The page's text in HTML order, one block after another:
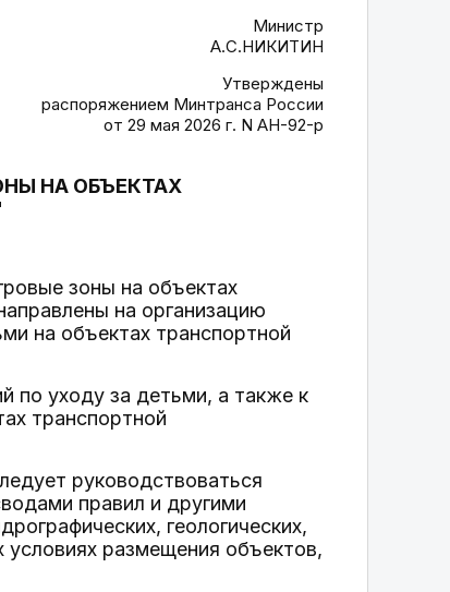
Министр
А.С.НИКИТИН
Утверждены
распоряжением Минтранса России
от 29 мая 2026 г. N АН-92-р
НА ОБЪЕКТАХ
зоны на объектах
на организацию
на объектах транспортной
по уходу за детьми, а также к
транспортной
руководствоваться
правил и другими
геологических,
условиях размещения объектов,